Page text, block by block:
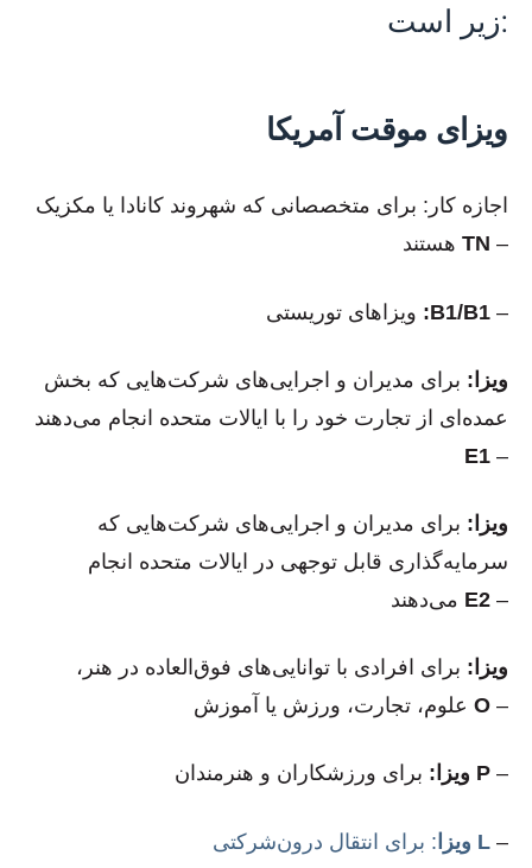
زیر است:
ویزای موقت آمریکا
اجازه کار: برای متخصصانی که شهروند کانادا یا مکزیک
TN –
:B1/B1 –
ویزا: برای مدیران و اجرایی‌های شرکت‌هایی که بخش
عمده‌ای از تجارت خود را با ایالات متحده انجام می‌دهند
E1 –
ویزا: برای مدیران و اجرایی‌های شرکت‌هایی که
سرمایه‌گذاری قابل توجهی در ایالات متحده انجام
E2 –
ویزا: برای افرادی با توانایی‌های فوق‌العاده در هنر،
O –
ویزا: P –
ویزا L –